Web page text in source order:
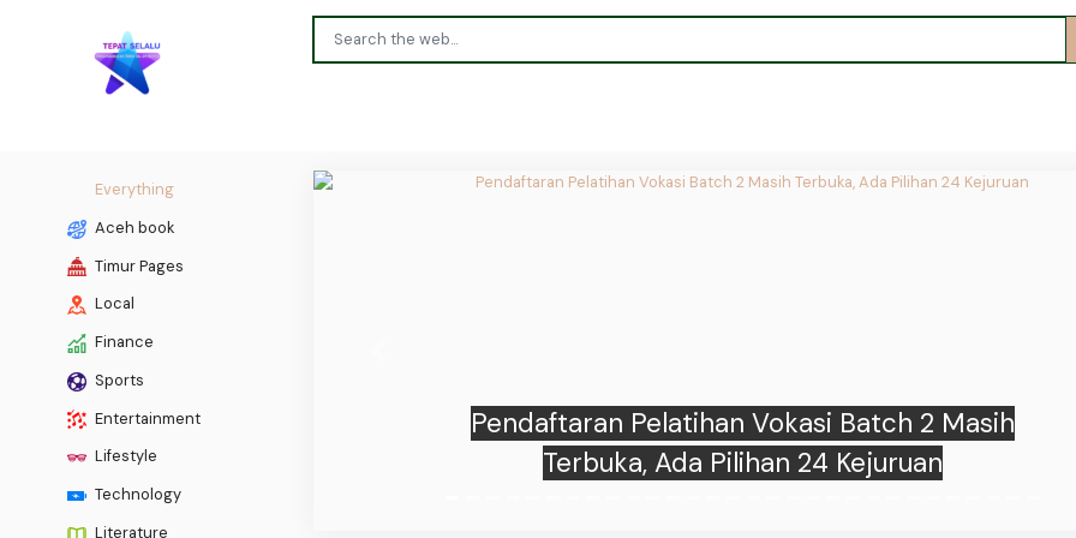
Everything
Aceh book
Timur Pages
Local
Finance
Sports
Entertainment
Lifestyle
Technology
Literature
Pendaftaran Pelatihan Vokasi Batch 2 Masih
Terbuka, Ada Pilihan 24 Kejuruan